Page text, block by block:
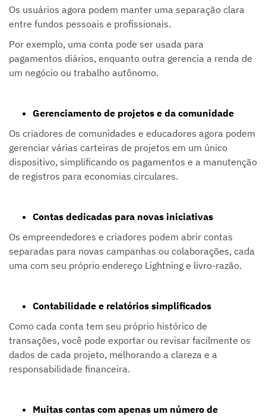
Os usuários agora podem manter uma separação clara
entre fundos pessoais e profissionais.
Por exemplo, uma conta pode ser usada para
pagamentos diários, enquanto outra gerencia a renda de
um negócio ou trabalho autônomo.
Gerenciamento de projetos e da comunidade
Os criadores de comunidades e educadores agora podem
gerenciar várias carteiras de projetos em um único
dispositivo, simplificando os pagamentos e a manutenção
de registros para economias circulares.
Contas dedicadas para novas iniciativas
Os empreendedores e criadores podem abrir contas
separadas para novas campanhas ou colaborações, cada
uma com seu próprio endereço Lightning e livro-razão.
Contabilidade e relatórios simplificados
Como cada conta tem seu próprio histórico de
transações, você pode exportar ou revisar facilmente os
dados de cada projeto, melhorando a clareza e a
responsabilidade financeira.
Muitas contas com apenas um número de